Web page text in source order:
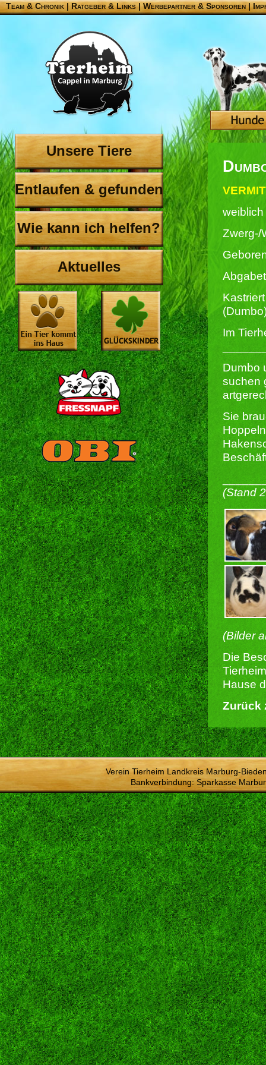
Team & Chronik |Ratgeber & Links|Werbepartner & Sponsoren|
Unsere Tiere
Entlaufen & gefunden
Wie kann ich helfen?
Aktuelles
Zwerg-/
Im
Dumbo
suchen
Sie
(Stand
(Bilder
Die
Hause
Zurück
Verein Tierheim Landkreis Marburg-
Bankverbindung: Sparkasse